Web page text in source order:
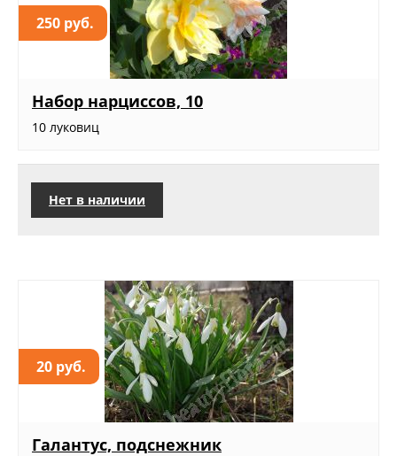
250 руб.
Набор нарциссов, 10
10 луковиц
Нет в наличии
20 руб.
Галантус, подснежник